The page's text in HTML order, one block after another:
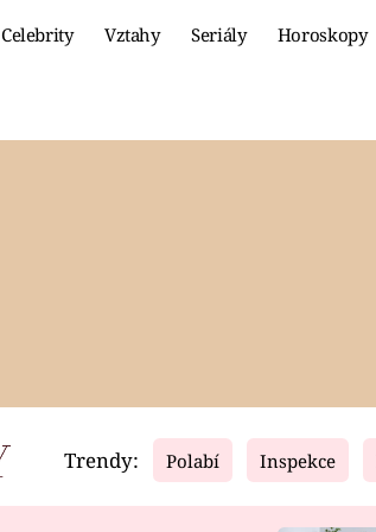
Celebrity Vztahy Seriály Horoskopy
Video
Trendy: Polabí Inspekce